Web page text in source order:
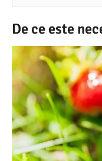
De ce este